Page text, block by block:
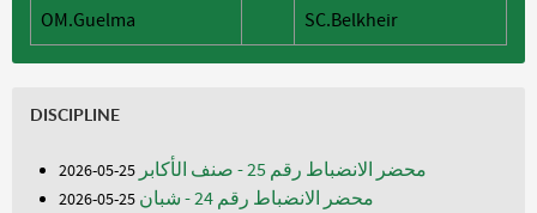
OM.Guelma SC.Belkheir
DISCIPLINE
محضر الانضباط رقم 25 - صنف الأكابر 25-05-2026
محضر الانضباط رقم 24 - شبان 25-05-2026